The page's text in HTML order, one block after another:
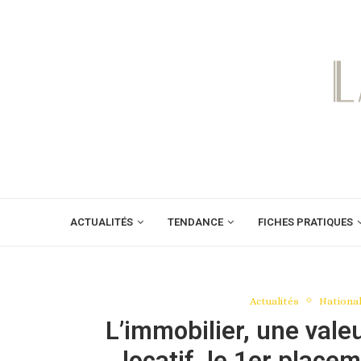
ACTUALITÉS TENDANCE FICHES PRATIQUES
Actualités
L’immobilier, une